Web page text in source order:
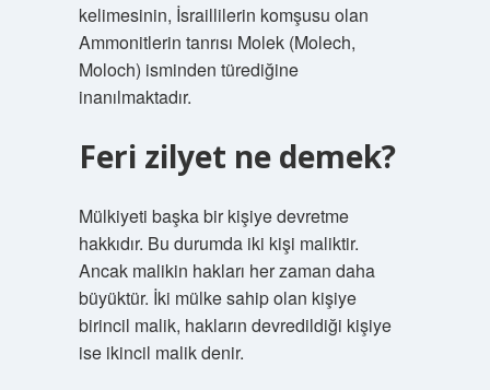
kelimesinin, İsraillilerin komşusu olan
Ammonitlerin tanrısı Molek (Molech,
Moloch) isminden türediğine
inanılmaktadır.
Feri zilyet ne demek?
Mülkiyeti başka bir kişiye devretme
hakkıdır. Bu durumda iki kişi maliktir.
Ancak malikin hakları her zaman daha
büyüktür. İki mülke sahip olan kişiye
birincil malik, hakların devredildiği kişiye
ise ikincil malik denir.